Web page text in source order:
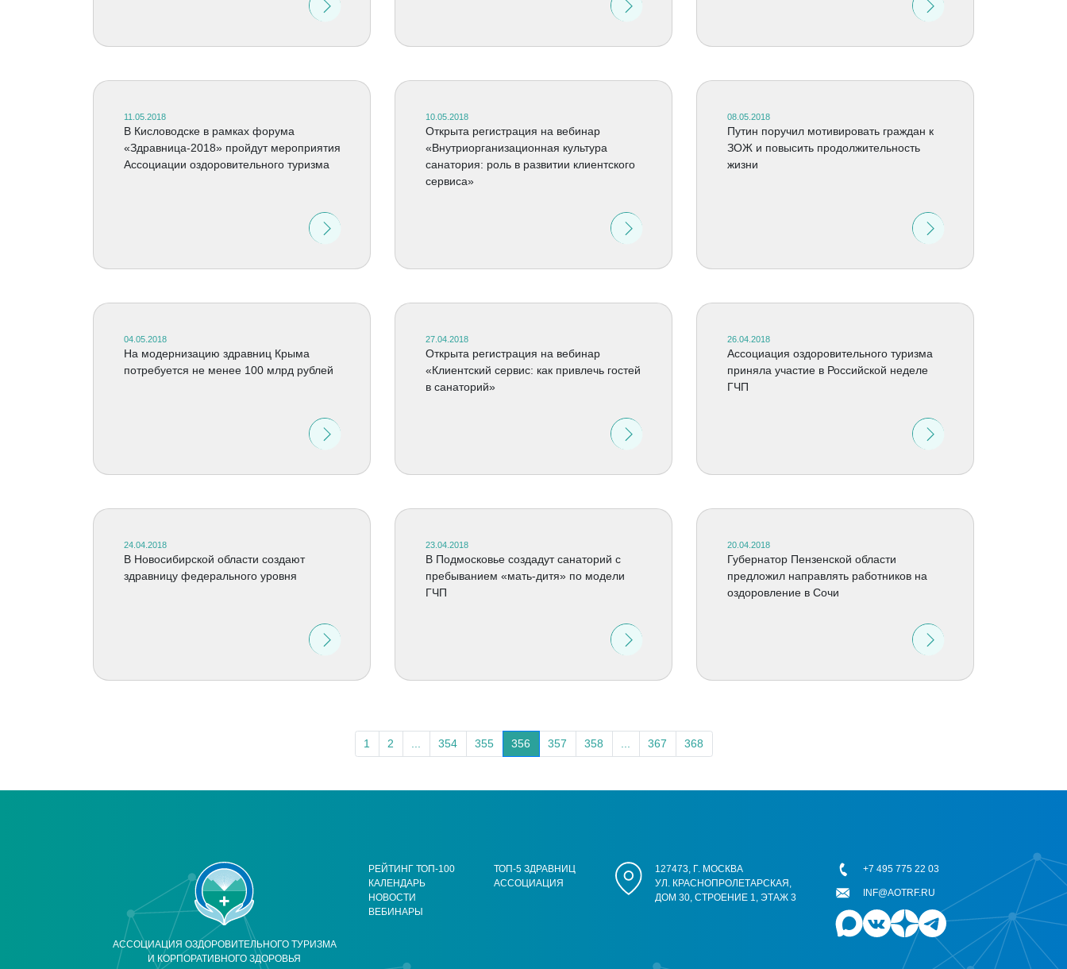
11.05.2018
В Кисловодске в рамках форума
«Здравница-2018» пройдут мероприятия
Ассоциации оздоровительного туризма
10.05.2018
Открыта регистрация на вебинар
«Внутриорганизационная культура
санатория: роль в развитии клиентского
сервиса»
08.05.2018
Путин поручил мотивировать граждан к
ЗОЖ и повысить продолжительность
жизни
04.05.2018
На модернизацию здравниц Крыма
потребуется не менее 100 млрд рублей
27.04.2018
Открыта регистрация на вебинар
«Клиентский сервис: как привлечь гостей
в санаторий»
26.04.2018
Ассоциация оздоровительного туризма
приняла участие в Российской неделе
ГЧП
24.04.2018
В Новосибирской области создают
здравницу федерального уровня
23.04.2018
В Подмосковье создадут санаторий с
пребыванием «мать-дитя» по модели
ГЧП
20.04.2018
Губернатор Пензенской области
предложил направлять работников на
оздоровление в Сочи
1 2 354 355 356 357 358 367 368
АССОЦИАЦИЯ ОЗДОРОВИТЕЛЬНОГО ТУРИЗМА
И КОРПОРАТИВНОГО ЗДОРОВЬЯ
РЕЙТИНГ ТОП-100
КАЛЕНДАРЬ
НОВОСТИ
ВЕБИНАРЫ
ТОП-5 ЗДРАВНИЦ
АССОЦИАЦИЯ
127473, Г. МОСКВА
УЛ. КРАСНОПРОЛЕТАРСКАЯ,
ДОМ 30, СТРОЕНИЕ 1, ЭТАЖ 3
+7 495 775 22 03
INF@AOTRF.RU